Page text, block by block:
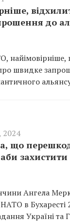
до
найімовірніше,
швидке
2024
що
Ангела
в Бухаресті
Україні та